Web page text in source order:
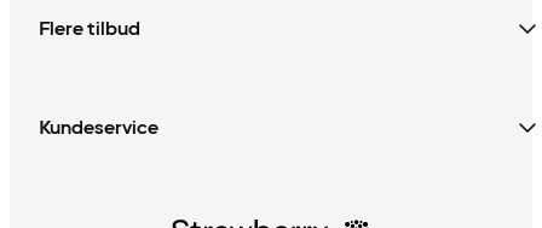
Flere tilbud
Kundeservice